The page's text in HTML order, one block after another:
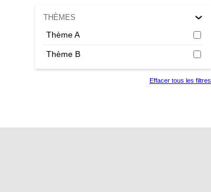
THÈMES
Thème A
Thème B
Effacer tous les filtres